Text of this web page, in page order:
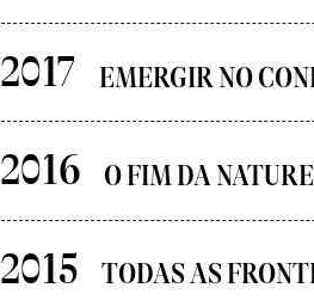
2017 EMERGIR NO
2016 O FIM DA
2015 TODAS AS